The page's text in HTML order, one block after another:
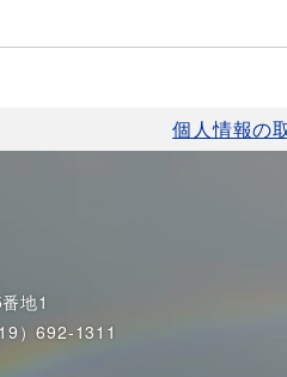
個人情報の
地1
）692-1311